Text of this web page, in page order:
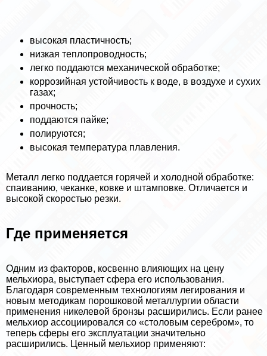
высокая пластичность;
низкая теплопроводность;
легко поддаются механической обработке;
коррозийная устойчивость к воде, в воздухе и сухих
газах;
прочность;
поддаются пайке;
полируются;
высокая температура плавления.
Металл легко поддается горячей и холодной обработке:
спаиванию, чеканке, ковке и штамповке. Отличается и
высокой скоростью резки.
Где применяется
Одним из факторов, косвенно влияющих на цену
мельхиора, выступает сфера его использования.
Благодаря современным технологиям легирования и
новым методикам порошковой металлургии области
применения никелевой бронзы расширились. Если ранее
мельхиор ассоциировался со «столовым серебром», то
теперь сферы его эксплуатации значительно
расширились. Ценный мельхиор применяют: